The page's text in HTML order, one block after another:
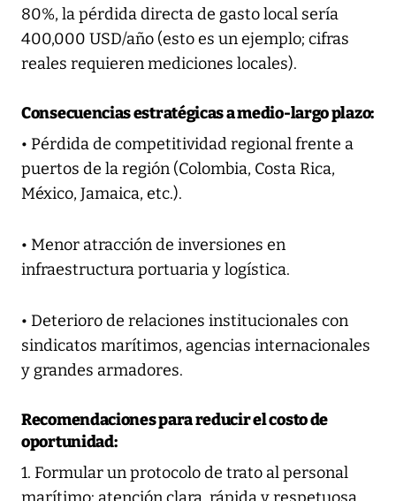
80%, la pérdida directa de gasto local sería
400,000 USD/año (esto es un ejemplo; cifras
reales requieren mediciones locales).
Consecuencias estratégicas a medio-largo plazo:
• Pérdida de competitividad regional frente a
puertos de la región (Colombia, Costa Rica,
México, Jamaica, etc.).
• Menor atracción de inversiones en
infraestructura portuaria y logística.
• Deterioro de relaciones institucionales con
sindicatos marítimos, agencias internacionales
y grandes armadores.
Recomendaciones para reducir el costo de
oportunidad:
1. Formular un protocolo de trato al personal
marítimo: atención clara, rápida y respetuosa